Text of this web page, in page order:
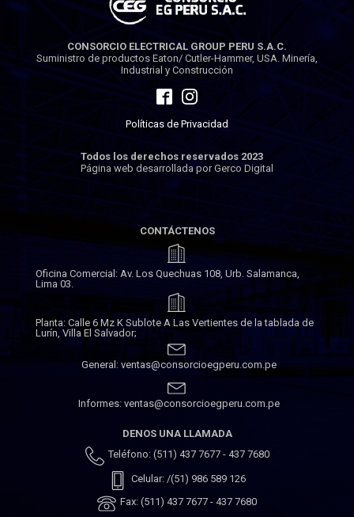
CONSORCIO ELECTRICAL GROUP PERU S.A.C.
Suministro de productos Eaton/ Cutler-Hammer, USA. Minería,
Industrial y Construcción
Políticas de Privacidad
Todos los derechos reservados 2023
Página web desarrollada por Gerco Digital
CONTÁCTENOS
Oficina Comercial: Av. Los Quechuas 108, Urb. Salamanca,
Lima 03.
Planta: Calle 6 Mz K Sublote A Las Vertientes de la tablada de
Lurín, Villa El Salvador;
General: ventas@consorcioegperu.com.pe
Informes: ventas@consorcioegperu.com.pe
DENOS UNA LLAMADA
Teléfono: (511) 437 7677 - 437 7680
Celular: /(51) 986 589 126
Fax: (511) 437 7677 - 437 7680